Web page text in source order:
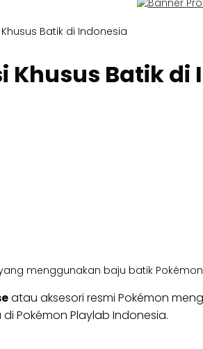
Batik di Indonesia
Khusus Batik di
menggunakan baju batik Pokémon
atau aksesori resmi Pokémon
Pokémon Playlab Indonesia.